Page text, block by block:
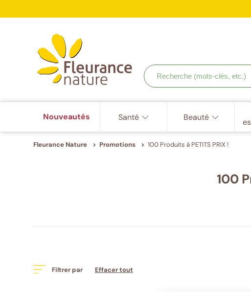
Votre fidélité
Recherche
(mots-
clés,
Nouveautés Santé Beauté
Fleurance Nature Promotions 100 Produits à PETITS PRIX !
100
Filtrer par Effacer tout
ISO